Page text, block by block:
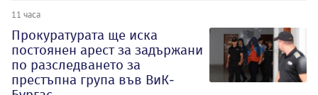
11 часа
Прокуратурата ще иска
постоянен арест за задържани
по разследването за
престъпна група във ВиК-